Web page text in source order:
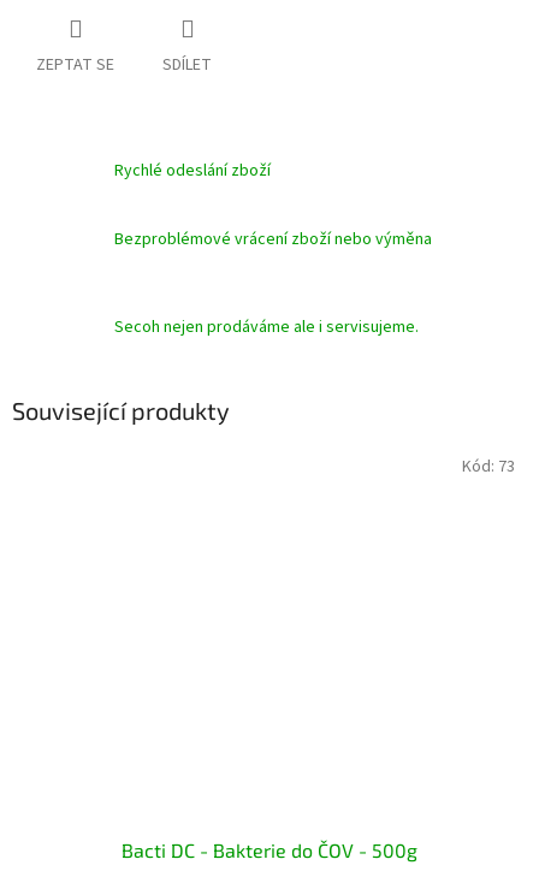
ZEPTAT SE SDÍLET
Rychlé odeslání zboží
Bezproblémové vrácení zboží nebo výměna
Secoh nejen prodáváme ale i servisujeme.
Související produkty
Bacti DC - Bakterie do ČOV - 500g
Kód: 73